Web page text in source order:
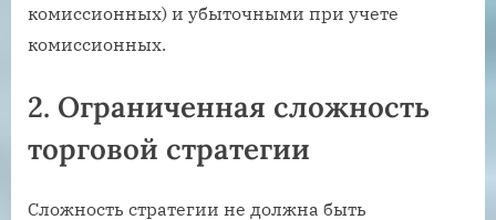
комиссионных) и убыточными при учете
комиссионных.
2. Ограниченная сложность
торговой стратегии
Сложность стратегии не должна быть